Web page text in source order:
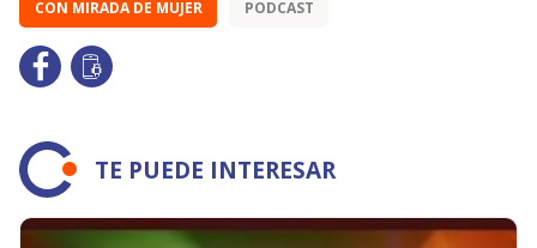
CON MIRADA DE MUJER PODCAST
TE PUEDE INTERESAR